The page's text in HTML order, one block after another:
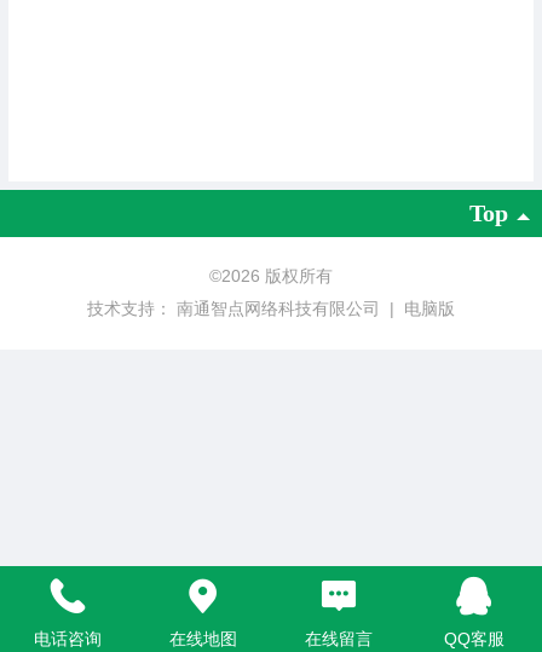
Top
©2026 版权所有
技术支持： 南通智点网络科技有限公司 | 电脑版
电话咨询 在线地图 在线留言 QQ客服